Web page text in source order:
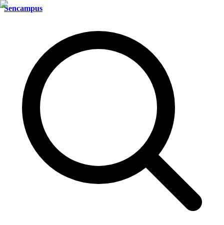
Sencampus